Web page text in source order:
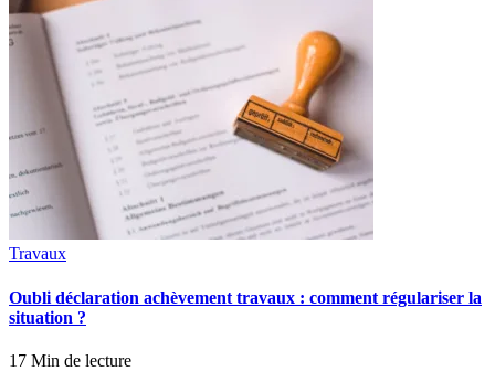
Travaux
Oubli déclaration achèvement travaux : comment régulariser la
situation ?
17 Min de lecture